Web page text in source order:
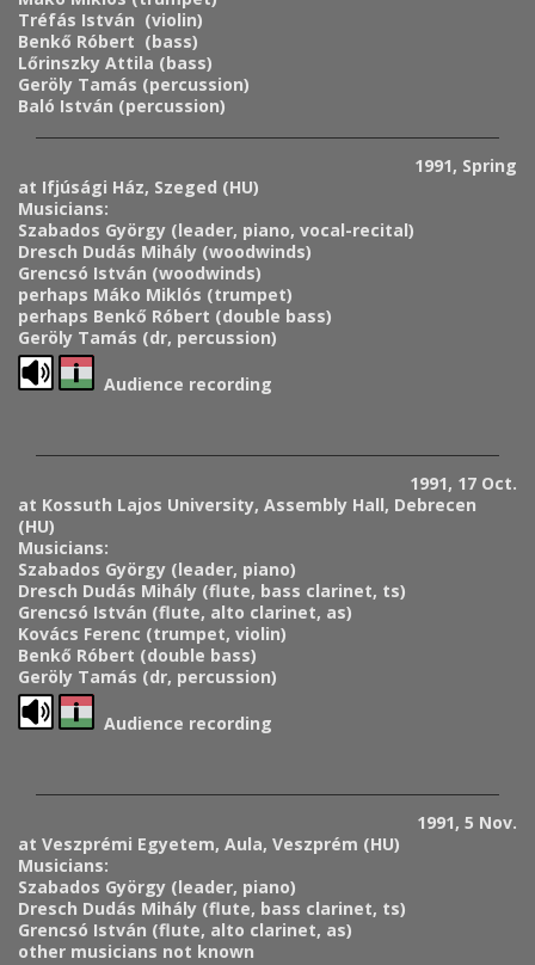
Tréfás István (violin)
Benkő Róbert (bass)
Lőrinszky Attila (bass)
Geröly Tamás (percussion)
Baló István (percussion)
1991, Spring
at Ifjúsági Ház, Szeged (HU)
Musicians:
Szabados György (leader, piano, vocal-recital)
Dresch Dudás Mihály (woodwinds)
Grencsó István (woodwinds)
perhaps Máko Miklós (trumpet)
perhaps Benkő Róbert (double bass)
Geröly Tamás (dr, percussion)
Audience recording
1991, 17 Oct.
at Kossuth Lajos University, Assembly Hall, Debrecen
(HU)
Musicians:
Szabados György (leader, piano)
Dresch Dudás Mihály (flute, bass clarinet, ts)
Grencsó István (flute, alto clarinet, as)
Kovács Ferenc (trumpet, violin)
Benkő Róbert (double bass)
Geröly Tamás (dr, percussion)
Audience recording
1991, 5 Nov.
at Veszprémi Egyetem, Aula, Veszprém (HU)
Musicians:
Szabados György (leader, piano)
Dresch Dudás Mihály (flute, bass clarinet, ts)
Grencsó István (flute, alto clarinet, as)
other musicians not known